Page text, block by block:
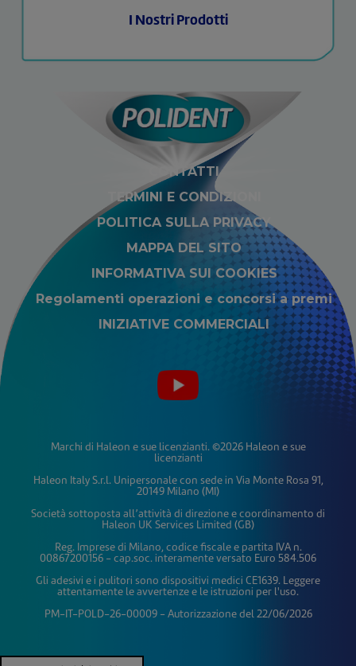
I Nostri Prodotti
CONTATTI
TERMINI E CONDIZIONI
POLITICA SULLA PRIVACY
MAPPA DEL SITO
INFORMATIVA SUI COOKIES
Regolamenti operazioni e concorsi a premi
INIZIATIVE COMMERCIALI
Marchi di Haleon e sue licenzianti. ©2026 Haleon e sue
licenzianti
Haleon Italy S.r.l. Unipersonale con sede in Via Monte Rosa 91,
20149 Milano (MI)
Società sottoposta all’attività di direzione e coordinamento di
Haleon UK Services Limited (GB)
Reg. Imprese di Milano, codice fiscale e partita IVA n.
00867200156 - cap.soc. interamente versato Euro 584.506
Gli adesivi e i pulitori sono dispositivi medici CE1639. Leggere
attentamente le avvertenze e le istruzioni per l'uso.
PM-IT-POLD-26-00009 - Autorizzazione del 22/06/2026